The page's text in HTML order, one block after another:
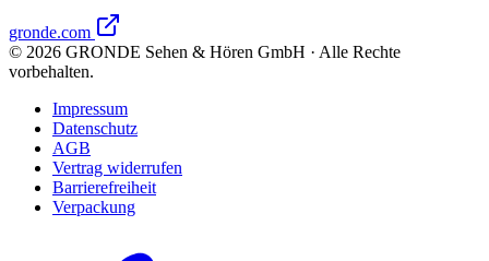
gronde.com
© 2026 GRONDE Sehen & Hören GmbH · Alle Rechte
vorbehalten.
Impressum
Datenschutz
AGB
Vertrag widerrufen
Barrierefreiheit
Verpackung